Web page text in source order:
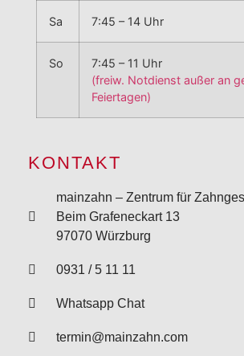
Sa 7:45 – 14 Uhr
So
7:45 – 11 Uhr
(freiw. Notdienst außer an
Feiertagen)
KONTAKT
mainzahn – Zentrum für
Beim Grafeneckart 13
97070 Würzburg
0931 / 5 11 11
Whatsapp Chat
termin@mainzahn.com